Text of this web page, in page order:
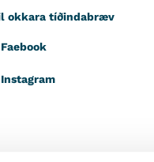
okkara tíðindabræv